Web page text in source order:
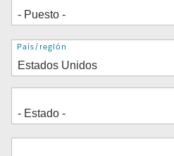
Dirección
País/región